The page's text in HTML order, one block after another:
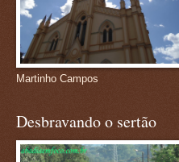
Martinho Campos
Desbravando o sertão